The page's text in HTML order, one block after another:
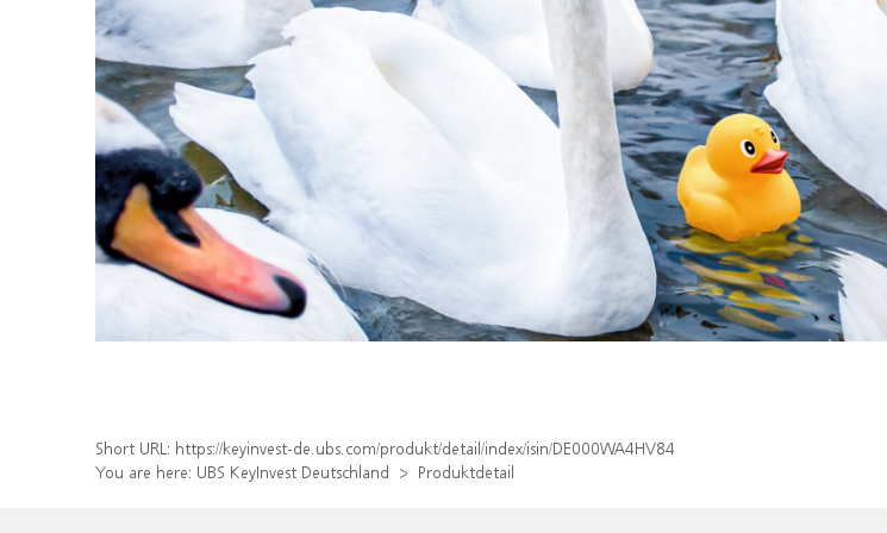
Short URL: https://keyinvest-de.ubs.com/produkt/detail/index/isin/DE000WA4HV84
You are here: UBS KeyInvest Deutschland Produktdetail